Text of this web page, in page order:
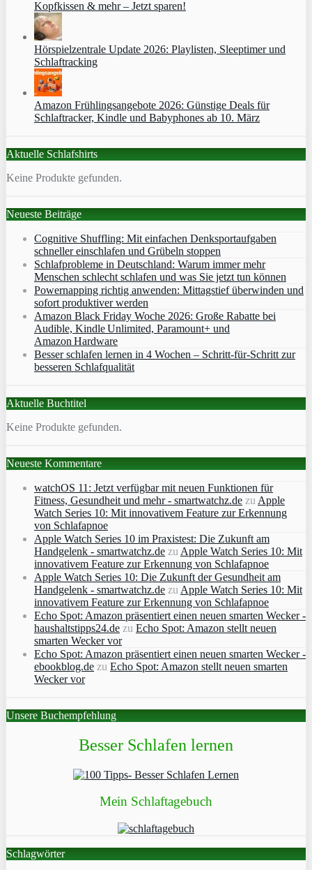
Kopfkissen & mehr – Jetzt sparen!
Hörspielzentrale Update 2026: Playlisten, Sleeptimer und
Schlaftracking
Amazon Frühlingsangebote 2026: Günstige Deals für
Schlaftracker, Kindle und Babyphones ab 10. März
Aktuelle Schlafshirts
Keine Produkte gefunden.
Neueste Beiträge
Cognitive Shuffling: Mit einfachen Denksportaufgaben
schneller einschlafen und Grübeln stoppen
Schlafprobleme in Deutschland: Warum immer mehr
Menschen schlecht schlafen und was Sie jetzt tun können
Powernapping richtig anwenden: Mittagstief überwinden und
sofort produktiver werden
Amazon Black Friday Woche 2026: Große Rabatte bei
Audible, Kindle Unlimited, Paramount+ und
Amazon Hardware
Besser schlafen lernen in 4 Wochen – Schritt‑für‑Schritt zur
besseren Schlafqualität
Aktuelle Buchtitel
Keine Produkte gefunden.
Neueste Kommentare
watchOS 11: Jetzt verfügbar mit neuen Funktionen für
Fitness, Gesundheit und mehr - smartwatchz.de zu Apple
Watch Series 10: Mit innovativem Feature zur Erkennung
von Schlafapnoe
Apple Watch Series 10 im Praxistest: Die Zukunft am
Handgelenk - smartwatchz.de zu Apple Watch Series 10: Mit
innovativem Feature zur Erkennung von Schlafapnoe
Apple Watch Series 10: Die Zukunft der Gesundheit am
Handgelenk - smartwatchz.de zu Apple Watch Series 10: Mit
innovativem Feature zur Erkennung von Schlafapnoe
Echo Spot: Amazon präsentiert einen neuen smarten Wecker -
haushaltstipps24.de zu Echo Spot: Amazon stellt neuen
smarten Wecker vor
Echo Spot: Amazon präsentiert einen neuen smarten Wecker -
ebookblog.de zu Echo Spot: Amazon stellt neuen smarten
Wecker vor
Unsere Buchempfehlung
Besser Schlafen lernen
Mein Schlaftagebuch
Schlagwörter